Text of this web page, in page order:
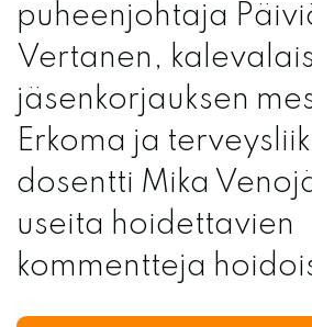
puheenjohtaja
Vertanen,
jäsenkorjauksen
Erkoma ja
dosentti Mika
useita hoidettavien
kommentteja